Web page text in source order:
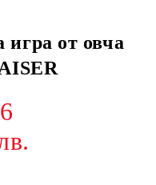
игра от овча